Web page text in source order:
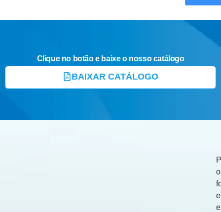
Clique no botão e baixe o nosso catálogo
BAIXAR CATÁLOGO
o
e